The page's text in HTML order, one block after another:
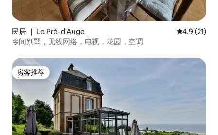
民居 ｜ Le Pré-d'Auge 平均评分
4.9 (21)
乡间别墅，无线网络，电视，花园，空调
房客推荐
房客推荐